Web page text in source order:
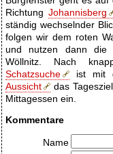
Richtung Johannisberg
ständig wechselnder
folgen wir dem roten
und nutzen dann die
Wöllnitz. Nach
Schatzsuche
ist mit
Aussicht
das
Mittagessen ein.
Kommentare
Name